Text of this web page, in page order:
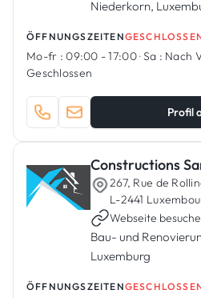
Niederkorn,
ÖFFNUNGSZEITEN
Mo-fr : 09:00 - 17:00·Sa : Nach
Geschlossen
Profil
Constructions
267, Rue de
L-2441
Webseite
Bau- und
Luxemburg
ÖFFNUNGSZEITEN